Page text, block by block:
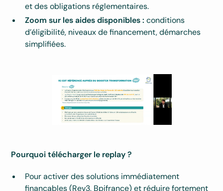
et des obligations réglementaires.
Zoom sur les aides disponibles :conditions
d’éligibilité, niveaux de financement, démarches
simplifiées.
Pourquoi télécharger le replay ?
Pour activer des solutions immédiatement
finançables (Rev3, Bpifrance) et réduire fortement